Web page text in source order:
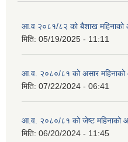
आ.व २०८१/८२ को बैशाख महिनाको
मिति: 05/19/2025 - 11:11
आ.व. २०८०/८१ को असार महिनाको
मिति: 07/22/2024 - 06:41
आ.व. २०८०/८१ को जेष्ट महिनाको
मिति: 06/20/2024 - 11:45